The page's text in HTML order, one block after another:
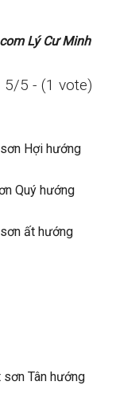
Lý Cư Minh
5/5 - (1 vote)
Hợi hướng
Quý hướng
ất hướng
Tân hướng